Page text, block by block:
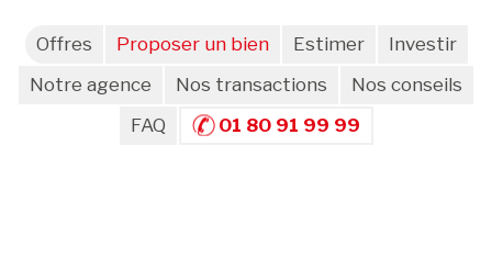
Offres Proposer un bien Estimer
Investir
Notre agence
Nos transactions
Nos conseils
FAQ
01 80 91 99 99